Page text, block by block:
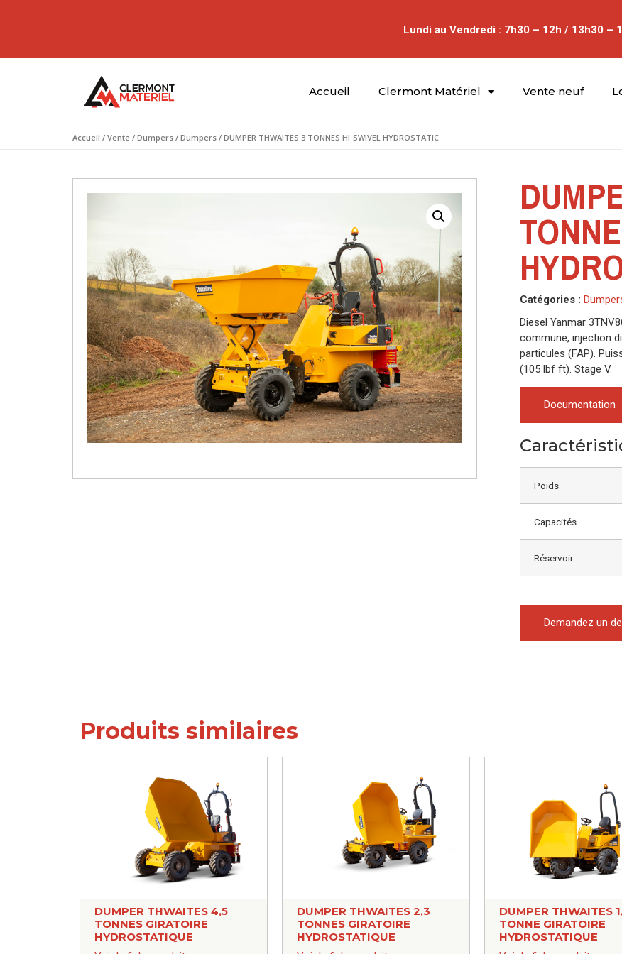
Lundi au Vendredi : 7h30 – 12h / 13h30 –
Accueil Clermont Matériel Vente neuf
Accueil / Vente / Dumpers / Dumpers / DUMPER THWAITES 3 TONNES HI-SWIVEL HYDROSTATIC
Catégories :
Diesel Yanmar
commune, injection
particules (FAP).
(105 lbf ft). Stage V.
Documentation
Poids
Capacités
Réservoir
Demandez un
Produits similaires
DUMPER THWAITES 4,5
TONNES GIRATOIRE
HYDROSTATIQUE
DUMPER THWAITES 2,3
TONNES GIRATOIRE
HYDROSTATIQUE
DUMPER THWAITES
TONNE GIRATOIRE
HYDROSTATIQUE